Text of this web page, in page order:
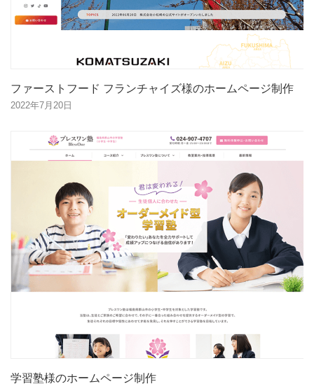
ファーストフード フランチャイズ様のホームページ制作
2022年7月20日
学習塾様のホームページ制作